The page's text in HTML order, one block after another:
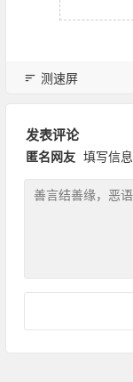
测速屏
发表评论
匿名网友 填写信息